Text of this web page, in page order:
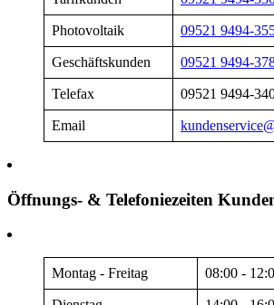
Photovoltaik 09521 9494-
Geschäftskunden 09521 9494-
Telefax 09521 9494-
Email
Öffnungs- & Telefoniezeiten
Montag - Freitag 08:00 -